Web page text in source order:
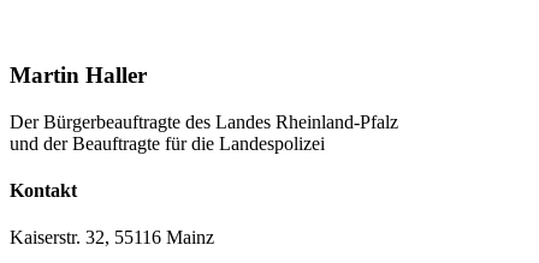
Martin Haller
Der Bürgerbeauftragte des Landes Rheinland-Pfalz
und der Beauftragte für die Landespolizei
Kontakt
Kaiserstr. 32, 55116 Mainz